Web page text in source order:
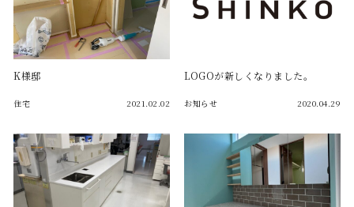
K様邸
住宅 2021.02.02
LOGOが新しくなりました。
お知らせ 2020.04.29